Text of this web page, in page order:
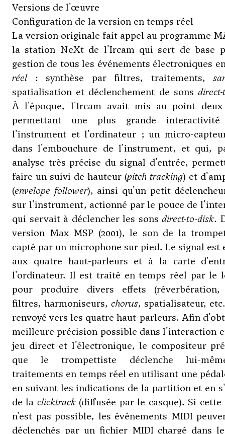
Versions de l'œuvre
Configuration de la version en temps réel
La version originale fait appel au programme
la station NeXt de l'Ircam qui sert de base
gestion de tous les événements électroniques
réel: synthèse par filtres, traitements,
spatialisation et déclenchement de sons
À l'époque, l'Ircam avait mis au point
permettant une plus grande
l'instrument et l'ordinateur ; un micro-
dans l'embouchure de l'instrument, et qui,
analyse très précise du signal d'entrée,
faire un suivi de hauteur (pitch tracking) et
(envelope follower), ainsi qu'un petit
sur l'instrument, actionné par le pouce de
qui servait à déclencher les sons direct-to-disk.
version Max MSP (2001), le son de la
capté par un microphone sur pied. Le signal est
aux quatre haut-parleurs et à la carte
l'ordinateur. Il est traité en temps réel par le
pour produire divers effets
filtres, harmoniseurs, chorus, spatialisateur,
renvoyé vers les quatre haut-parleurs. Afin
meilleure précision possible dans l'interaction
jeu direct et l'électronique, le compositeur
que le trompettiste déclenche lui-
traitements en temps réel en utilisant une
en suivant les indications de la partition et en
de la clicktrack(diffusée par le casque). Si
n'est pas possible, les événements MIDI
déclenchés par un fichier MIDI chargé dans